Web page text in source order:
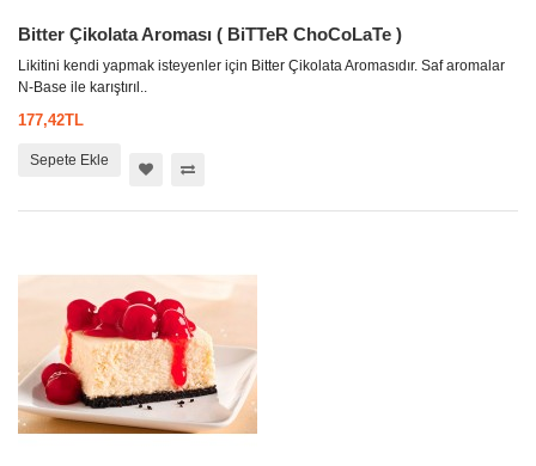
Bitter Çikolata Aroması ( BiTTeR ChoCoLaTe )
Likitini kendi yapmak isteyenler için Bitter Çikolata Aromasıdır. Saf aromalar
N-Base ile karıştırıl..
177,42TL
Sepete Ekle